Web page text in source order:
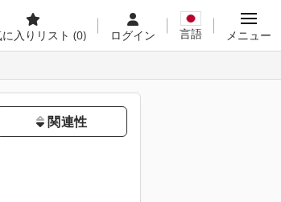
入りリスト (0) ログイン 言語 メニュー
関連性